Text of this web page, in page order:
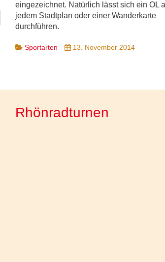
eingezeichnet. Natürlich lässt sich ein OL
jedem Stadtplan oder einer Wanderkarte
durchführen.
Sportarten 13. November 2014
Rhönradturnen